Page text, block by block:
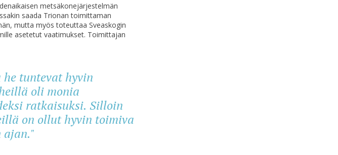
metsäkonejärjestelmän
saada Trionantoimittaman
mutta myös toteuttaa Sveaskogin
asetetut vaatimukset. Toimittajan
tuntevat hyvin
oli monia
ratkaisuksi. Silloin
on ollut hyvin toimiva
ajan."